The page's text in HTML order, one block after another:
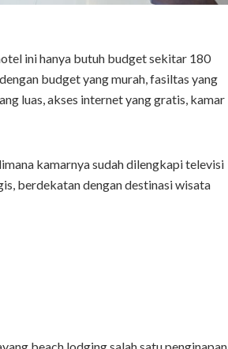
ini hanya butuh budget sekitar 180
budget yang murah, fasiltas yang
luas, akses internet yang gratis, kamar
kamarnya sudah dilengkapi televisi
berdekatan dengan destinasi wisata